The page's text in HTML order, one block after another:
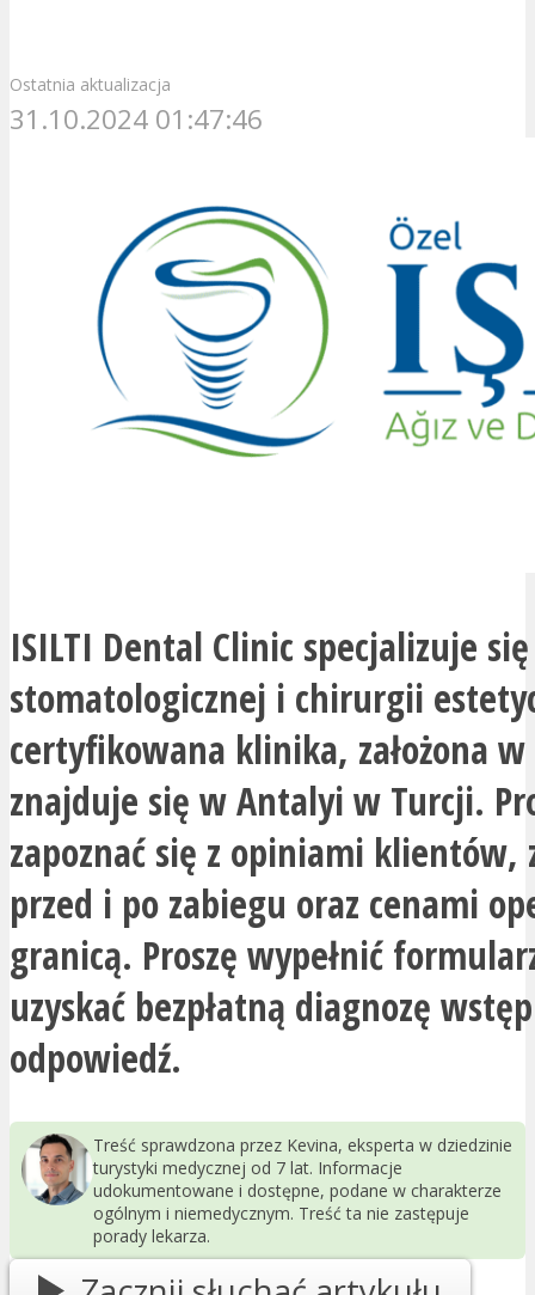
Ostatnia aktualizacja
31.10.2024 01:47:46
ISILTI Dental Clinic specjalizuje
stomatologicznej i chirurgii
certyfikowana klinika, założona
znajduje się w Antalyi w Turcji.
zapoznać się z opiniami klientów,
przed i po zabiegu oraz cenami
granicą. Proszę wypełnić
uzyskać bezpłatną diagnozę
odpowiedź.
Treść sprawdzona przez Kevina, eksperta w dziedzinie
turystyki medycznej od 7 lat. Informacje
udokumentowane i dostępne, podane w charakterze
ogólnym i niemedycznym. Treść ta nie zastępuje
porady lekarza.